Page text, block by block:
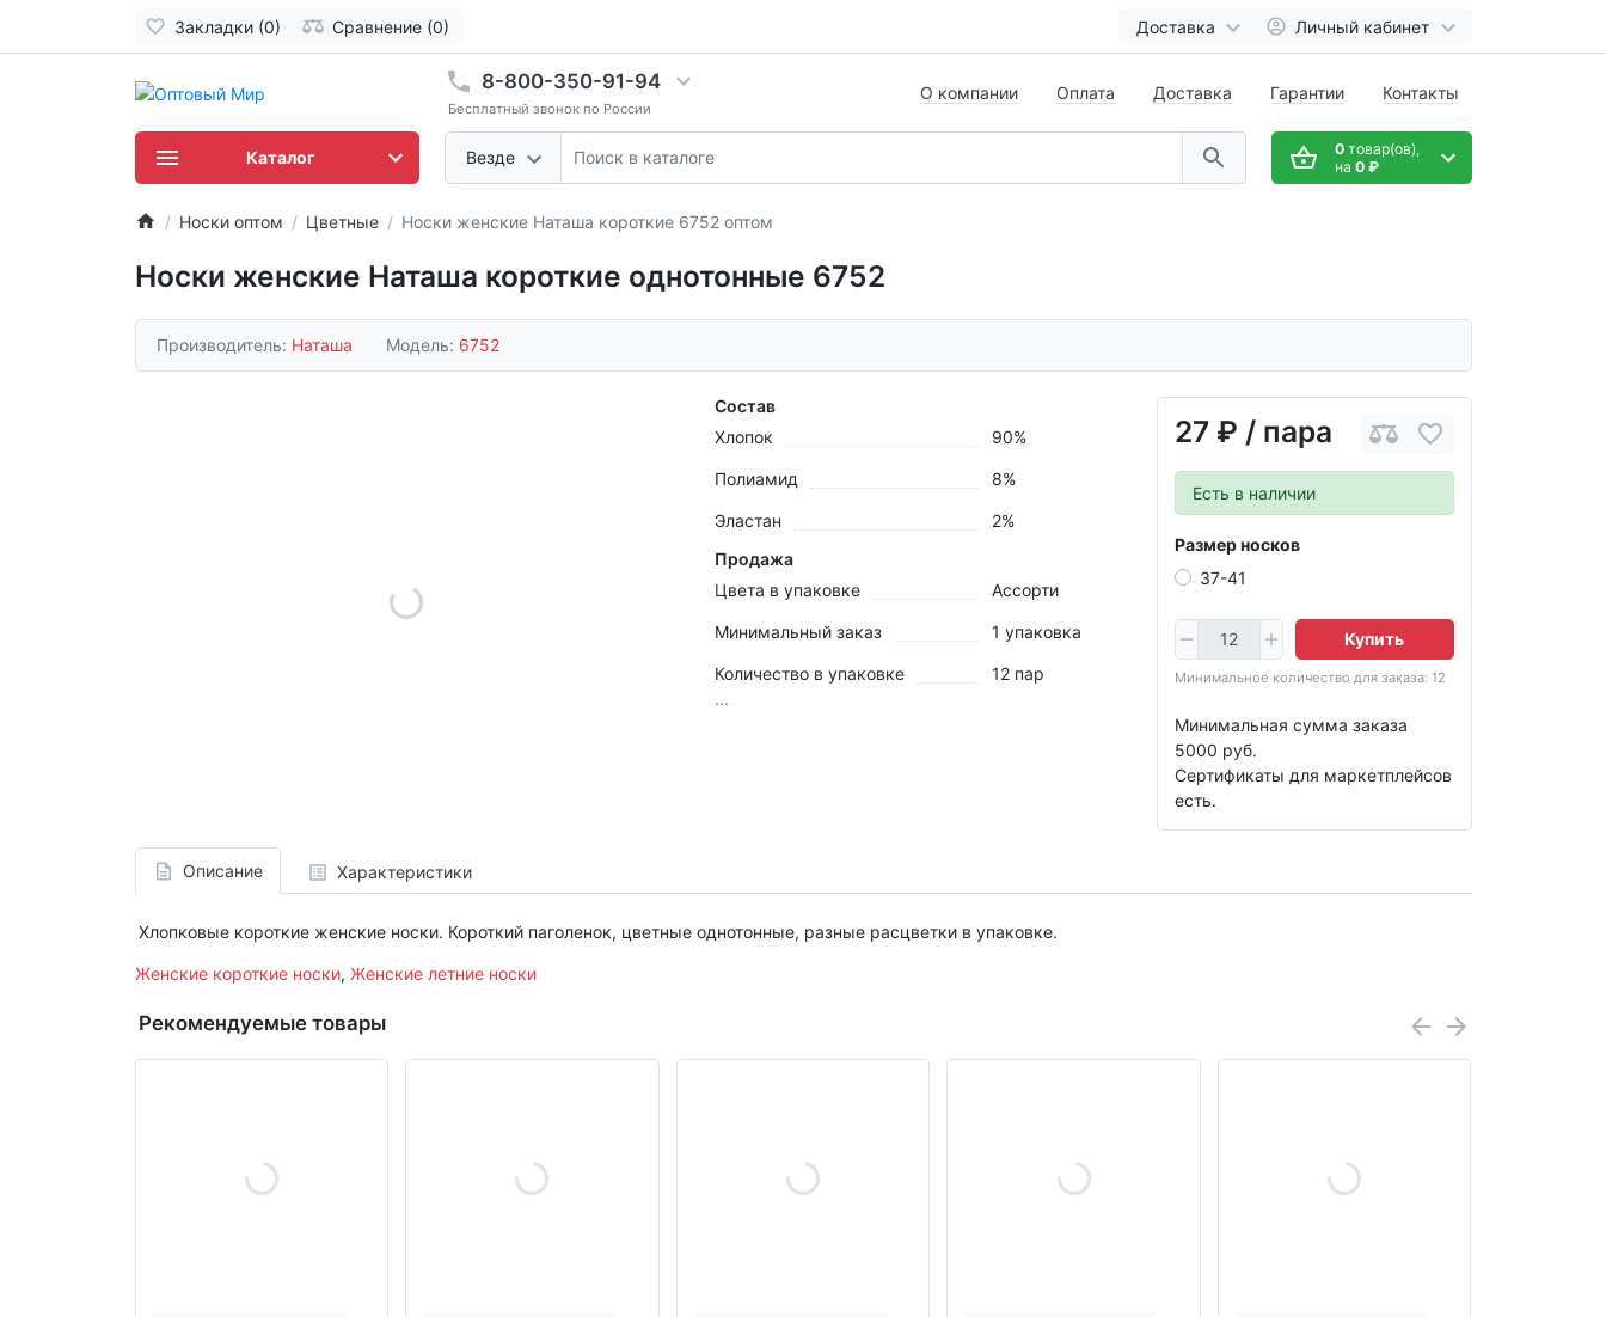
Закладки (0) Сравнение (0) Доставка Личный кабинет
8-800-350-91-94
Бесплатный звонок по России
Везде
О компании Оплата Доставка Гарантии Контакты
0товар(ов),
на 0 ₽
Каталог
Носки оптом Цветные Носки женские Наташа короткие 6752 оптом
Носки женские Наташа короткие однотонные 6752
Производитель: Наташа Модель: 6752
27 ₽ / пара
Есть в наличии
Размер носков
37-41
Купить
Минимальное количество для заказа: 12
Минимальная сумма заказа
5000 руб.
Сертификаты для маркетплейсов
есть.
Состав
Хлопок
90%
Полиамид 8%
Эластан
2%
Продажа
Цвета в упаковке
Ассорти
Минимальный заказ 1 упаковка
Количество в упаковке
12 пар
...
Описание Характеристики
Хлопковые короткие женские носки. Короткий паголенок, цветные однотонные, разные расцветки в упаковке.
Женские короткие носки, Женские летние носки
Рекомендуемые товары